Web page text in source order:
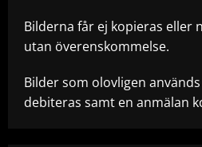
Bilderna får ej kopieras eller
utan överenskommelse.
Bilder som olovligen
debiteras samt en anmälan